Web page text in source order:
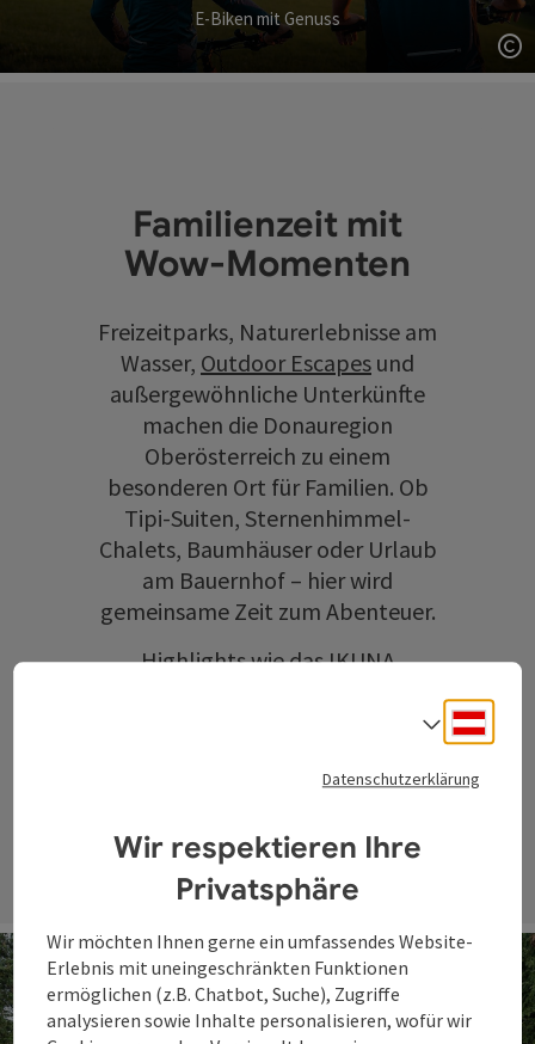
E-Biken mit Genuss
Familienzeit mit
Wow-Momenten
Freizeitparks, Naturerlebnisse am
Wasser, Outdoor Escapes und
außergewöhnliche Unterkünfte
machen die Donauregion
Oberösterreich zu einem
besonderen Ort für Familien. Ob
Tipi-Suiten, Sternenhimmel-
Chalets, Baumhäuser oder Urlaub
am Bauernhof – hier wird
gemeinsame Zeit zum Abenteuer.
Highlights wie dasIKUNA
Datenschutzerklärung
Wir respektieren Ihre
Privatsphäre
Wir möchten Ihnen gerne ein umfassendes Website-
Erlebnis mit uneingeschränkten Funktionen
ermöglichen (z.B. Chatbot, Suche), Zugriffe
analysieren sowie Inhalte personalisieren, wofür wir